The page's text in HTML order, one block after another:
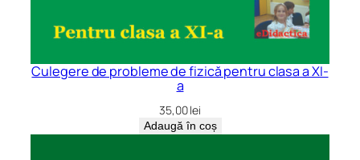
Culegere de probleme de fizică pentru clasa a XI-
a
35,00lei
Adaugă în coș